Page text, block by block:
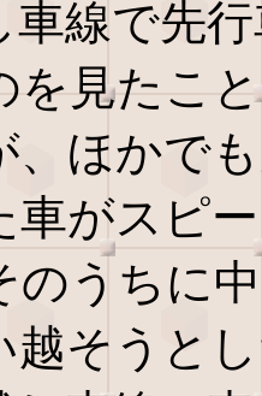
車線で先
を見たこ
、ほかで
車がスピ
のうちに
越そうと